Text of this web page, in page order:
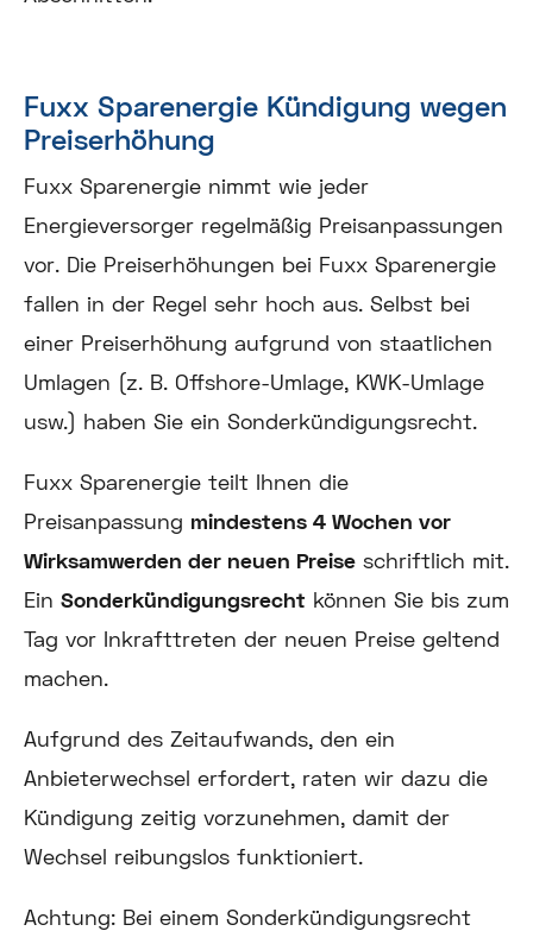
Fuxx Sparenergie Kündigung wegen
Preiserhöhung
Fuxx Sparenergie nimmt wie jeder
Energieversorger regelmäßig Preisanpassungen
vor. Die Preiserhöhungen bei Fuxx Sparenergie
fallen in der Regel sehr hoch aus. Selbst bei
einer Preiserhöhung aufgrund von staatlichen
Umlagen (z. B. Offshore-Umlage, KWK-Umlage
usw.) haben Sie ein Sonderkündigungsrecht.
Fuxx Sparenergie teilt Ihnen die
Preisanpassung mindestens 4 Wochen vor
Wirksamwerden der neuen Preise schriftlich mit.
Ein Sonderkündigungsrecht können Sie bis zum
Tag vor Inkrafttreten der neuen Preise geltend
machen.
Aufgrund des Zeitaufwands, den ein
Anbieterwechsel erfordert, raten wir dazu die
Kündigung zeitig vorzunehmen, damit der
Wechsel reibungslos funktioniert.
Achtung: Bei einem Sonderkündigungsrecht